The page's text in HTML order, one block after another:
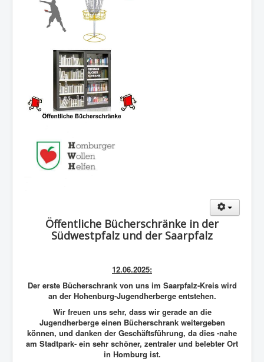
Öffentliche Bücherschränke in der
Südwestpfalz und der Saarpfalz
12.06.2025:
Der erste Bücherschrank von uns im Saarpfalz-Kreis wird
an der Hohenburg-Jugendherberge entstehen.
Wir freuen uns sehr, dass wir gerade an die
Jugendherberge einen Bücherschrank weitergeben
können, und danken der Geschäftsführung, da dies -nahe
am Stadtpark- ein sehr schöner, zentraler und belebter Ort
in Homburg ist.